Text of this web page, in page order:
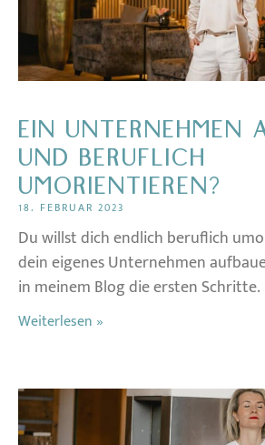
EIN UNTERNEHMEN
UND BERUFLICH
UMORIENTIEREN?
18. FEBRUAR 2023
Du willst dich endlich beruflich
dein eigenes Unternehmen
in meinem Blog die ersten Schritte.
Weiterlesen »